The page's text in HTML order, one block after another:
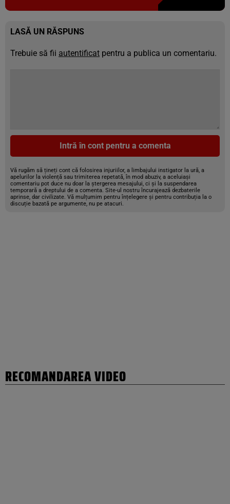
LASĂ UN RĂSPUNS
Trebuie să fii autentificat pentru a publica un comentariu.
Intră în cont pentru a comenta
Vă rugăm să țineți cont că folosirea injuriilor, a limbajului instigator la ură, a
apelurilor la violență sau trimiterea repetată, în mod abuziv, a aceluiași
comentariu pot duce nu doar la ștergerea mesajului, ci și la suspendarea
temporară a dreptului de a comenta. Site-ul nostru încurajează dezbaterile
aprinse, dar civilizate. Vă mulțumim pentru înțelegere și pentru contribuția la o
discuție bazată pe argumente, nu pe atacuri.
RECOMANDAREA VIDEO